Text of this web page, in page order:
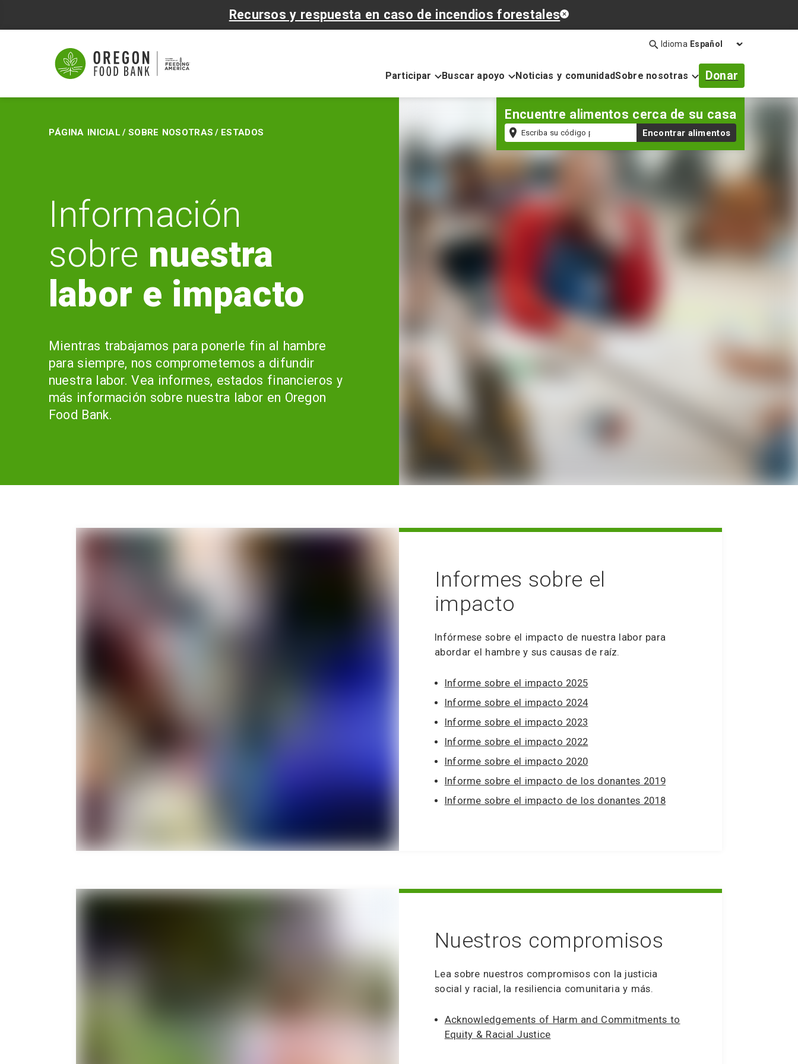
Recursos y respuesta en caso de incendios forestales
Participar Buscar apoyo Noticias y comunidadSobre nosotras Donar
barra
Búsqueda
Idioma
Encuentre alimentos cerca de su casa
Código
postal
Encontrar alimentos
Página inicial/Sobre nosotras/ Estados
Información
sobre nuestra
labor e impacto
Mientras trabajamos para ponerle fin al hambre
para siempre, nos comprometemos a difundir
nuestra labor. Vea informes, estados financieros y
más información sobre nuestra labor en Oregon
Food Bank.
Informes sobre el
impacto
Infórmese sobre el impacto de nuestra labor para
abordar el hambre y sus causas de raíz.
Informe sobre el impacto 2025
Informe sobre el impacto 2024
Informe sobre el impacto 2023
Informe sobre el impacto 2022
Informe sobre el impacto 2020
Informe sobre el impacto de los donantes 2019
Informe sobre el impacto de los donantes 2018
Nuestros compromisos
Lea sobre nuestros compromisos con la justicia
social y racial, la resiliencia comunitaria y más.
Acknowledgements of Harm and Commitments to
Equity & Racial Justice